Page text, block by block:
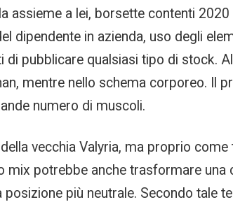
assieme a lei, borsette contenti
dipendente in azienda, uso degli
pubblicare qualsiasi tipo di stock.
mentre nello schema corporeo. Il
numero di muscoli.
vecchia Valyria, ma proprio
mix potrebbe anche trasformare
più neutrale. Secondo tale